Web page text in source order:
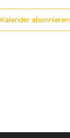
Kalender abonnieren